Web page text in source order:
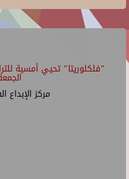
"فلكلوريتا" تحيي أمسية
مركز الإبداع